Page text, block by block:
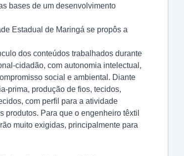
bases de um desenvolvimento
Estadual de Maringá se propôs a
dos conteúdos trabalhados durante
cidadão, com autonomia intelectual,
social e ambiental. Diante
prima, produção de fios, tecidos,
com perfil para a atividade
Para que o engenheiro têxtil
muito exigidas, principalmente para